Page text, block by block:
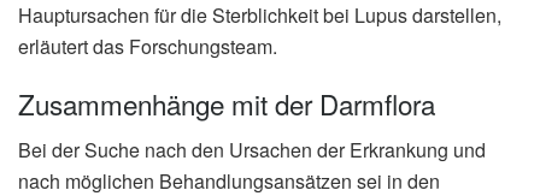
Hauptursachen für die Sterblichkeit bei Lupus darstellen,
erläutert das Forschungsteam.
Zusammenhänge mit der Darmflora
Bei der Suche nach den Ursachen der Erkrankung und
nach möglichen Behandlungsansätzen sei in den